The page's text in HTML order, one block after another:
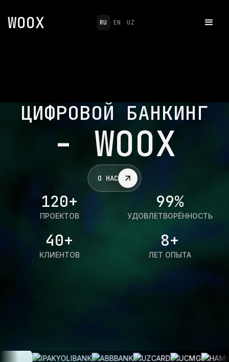
WOOX RU EN UZ
ЦИФРОВОЙ БАНКИНГ
- WOOX
О НАС
120+
ПРОЕКТОВ
99%
УДОВЛЕТВОРЁННОСТЬ
40+
КЛИЕНТОВ
8+
ЛЕТ ОПЫТА